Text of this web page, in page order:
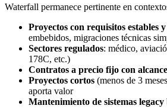
Waterfall permanece pertinente en
Proyectos con requisitos estables
embebidos, migraciones técnicas
Sectores regulados: médico,
178C, etc.)
Contratos a precio fijo con
Proyectos cortos (menos de 3
aporta valor
Mantenimiento de sistemas legacy